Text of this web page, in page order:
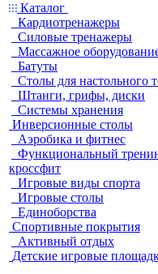
Каталог
Кардиотренажеры
Силовые тренажеры
Массажное
Батуты
Столы для настольного
Штанги, грифы, диски
Системы хранения
Инверсионные столы
Аэробика и фитнес
Функциональный
кроссфит
Игровые виды спорта
Игровые столы
Единоборства
Спортивные покрытия
Активный отдых
Детские игровые